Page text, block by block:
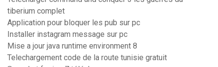
tiberium complet
Application pour bloquer les pub sur pc
Installer instagram message sur pc
Mise a jour java runtime environment 8
Telechargement code de la route tunisie gratuit